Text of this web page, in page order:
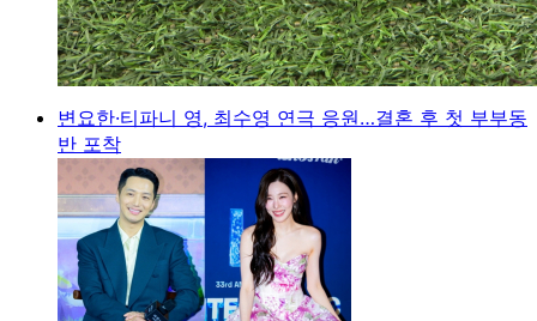
변요한·티파니 영, 최수영 연극 응원…결혼 후 첫 부부동
반 포착